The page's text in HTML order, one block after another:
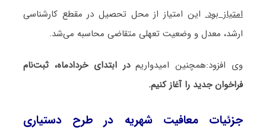
امتیاز بود.این امتیاز از محل تحصیل در مقطع کارشناسی
ارشد، معدل و وضعیت تعهلی متقاضی محاسبه می‌شد.
وی افزود:همچنین امیدواریمدر ابتدای خردادماه، ثبت‌نام
فراخوان جدید را آغاز کنیم.
جزئیات معافیت شهریه در طرح دستیاری